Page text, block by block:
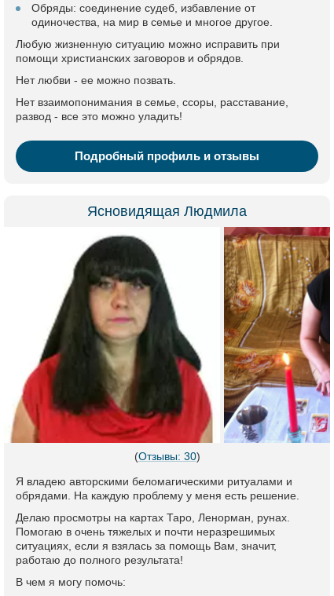
Обряды: соединение судеб, избавление от
одиночества, на мир в семье и многое другое.
Любую жизненную ситуацию можно исправить при
помощи христианских заговоров и обрядов.
Нет любви - ее можно позвать.
Нет взаимопонимания в семье, ссоры, расставание,
развод - все это можно уладить!
Подробный профиль и отзывы
Ясновидящая Людмила
(Отзывы: 30)
Я владею авторскими беломагическими ритуалами и
обрядами. На каждую проблему у меня есть решение.
Делаю просмотры на картах Таро, Ленорман, рунах.
Помогаю в очень тяжелых и почти неразрешимых
ситуациях, если я взялась за помощь Вам, значит,
работаю до полного результата!
В чем я могу помочь: